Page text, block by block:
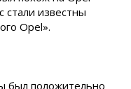
стали известны
Opel».
был положительно